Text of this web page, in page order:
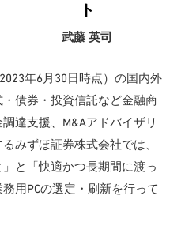
ト
武藤 英司
年6月30日時点）の国内外
債券・投資信託など金融商
達支援、M&Aアドバイザリ
みずほ証券株式会社では、
」と「快適かつ長期間に渡っ
用PCの選定・刷新を行って